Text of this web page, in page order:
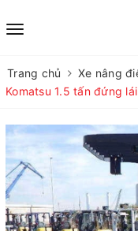
Trang chủ Xe nâng
Komatsu 1.5 tấn đứng